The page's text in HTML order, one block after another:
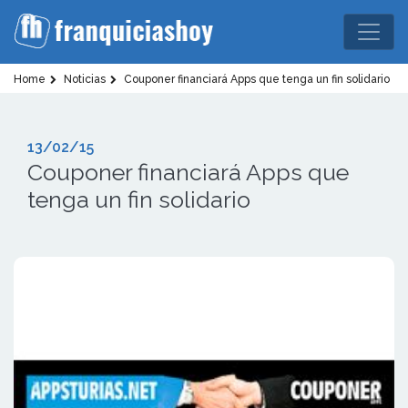
Home Noticias Couponer financiará Apps que tenga un fin solidario
13/02/15
Couponer financiará Apps que
tenga un fin solidario